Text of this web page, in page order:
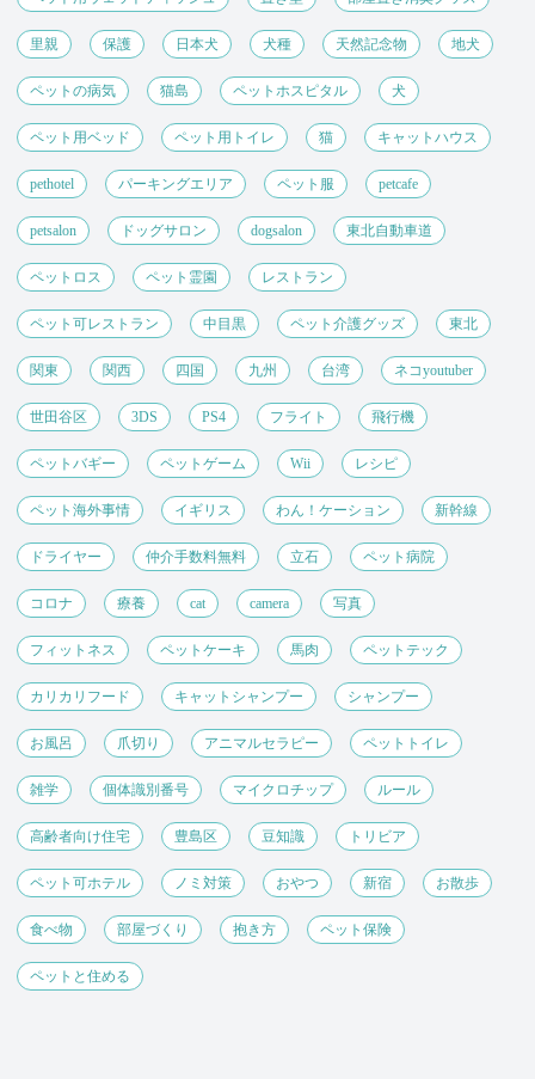
里親 保護 日本犬 犬種 天然記念物 地犬
ペットの病気 猫島 ペットホスピタル 犬
ペット用ベッド ペット用トイレ 猫 キャットハウス
pethotel パーキングエリア ペット服 petcafe
petsalon ドッグサロン dogsalon 東北自動車道
ペットロス ペット霊園 レストラン
ペット可レストラン 中目黒 ペット介護グッズ 東北
関東 関西 四国 九州 台湾 ネコyoutuber
世田谷区 3DS PS4 フライト 飛行機
ペットバギー ペットゲーム Wii レシピ
ペット海外事情 イギリス わん！ケーション 新幹線
ドライヤー 仲介手数料無料 立石 ペット病院
コロナ 療養 cat camera 写真
フィットネス ペットケーキ 馬肉 ペットテック
カリカリフード キャットシャンプー シャンプー
お風呂 爪切り アニマルセラピー ペットトイレ
雑学 個体識別番号 マイクロチップ ルール
高齢者向け住宅 豊島区 豆知識 トリビア
ペット可ホテル ノミ対策 おやつ 新宿 お散歩
食べ物 部屋づくり 抱き方 ペット保険
ペットと住める